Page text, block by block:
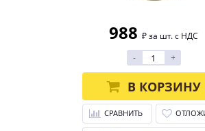
988 ₽ за шт. с НДС
-
+
В КОРЗИНУ
СРАВНИТЬ